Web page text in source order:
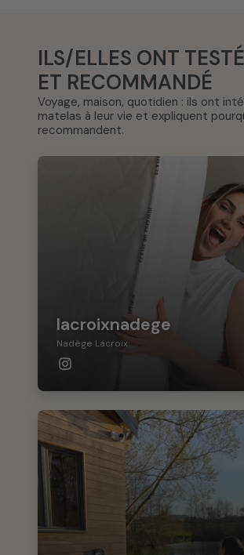
ILS/ELLES ONT TESTÉ
ET RECOMMANDÉ
Voyage, maison, quotidien : ils ont
matelas à leur vie et expliquent
recommandent.
lacroixnadege
Nadège Lacroix